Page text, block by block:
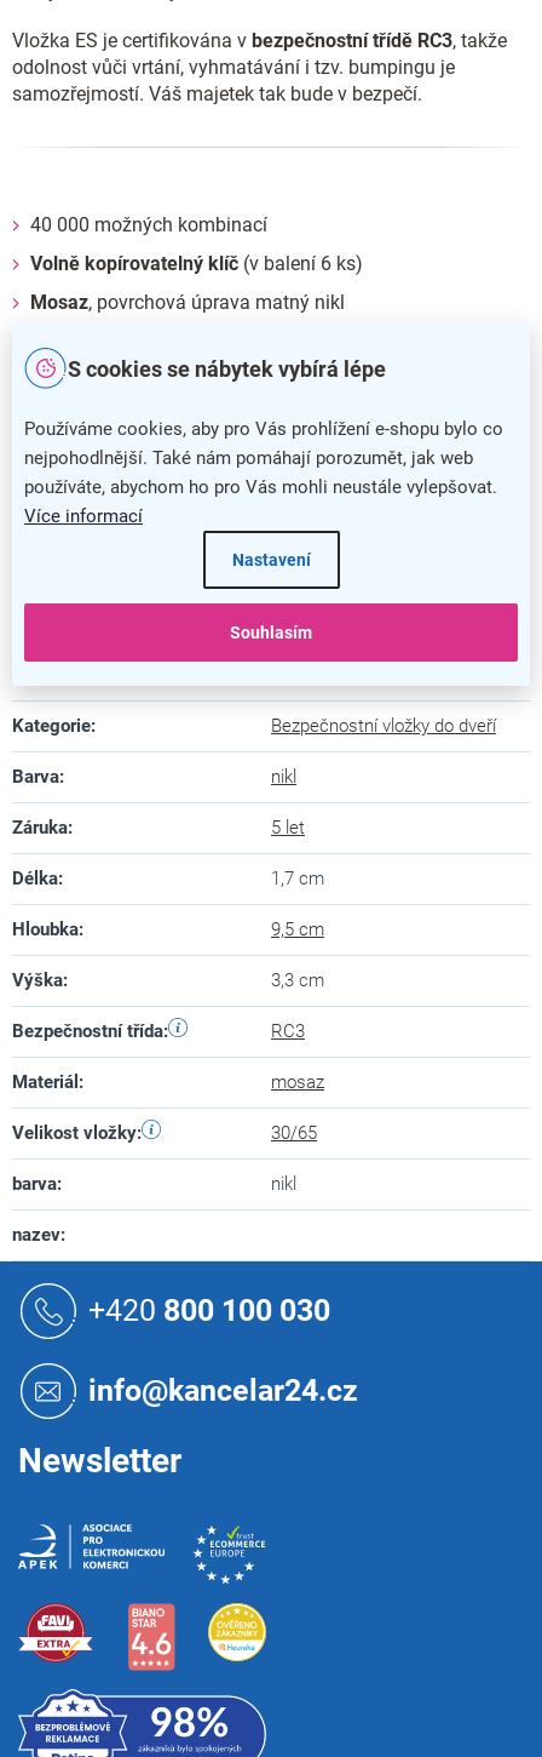
S cookies se nábytek vybírá lépe
Používáme cookies, aby pro Vás prohlížení e-shopu bylo co
nejpohodlnější. Také nám pomáhají porozumět, jak web
používáte, abychom ho pro Vás mohli neustále vylepšovat.
Více informací
Nastavení
Souhlasím
Vložka ES je certifikována v bezpečnostní třídě RC3, takže
odolnost vůči vrtání, vyhmatávání i tzv. bumpingu je
samozřejmostí. Váš majetek tak bude v bezpečí.
40 000 možných kombinací
Volně kopírovatelný klíč (v balení 6 ks)
Mosaz, povrchová úprava matný nikl
Doplňkové parametry
Kategorie: Bezpečnostní vložky do dveří
Barva: nikl
Záruka: 5 let
Délka: 1,7 cm
Hloubka: 9,5 cm
Výška: 3,3 cm
Bezpečnostní třída: RC3
Materiál : mosaz
Velikost vložky: 30/65
barva: nikl
nazev:
+420 800 100 030
info@kancelar24.cz
Newsletter